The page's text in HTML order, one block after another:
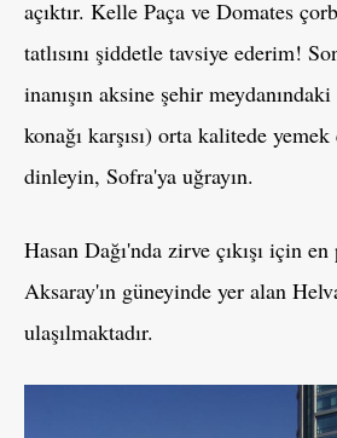
açıktır. Kelle Paça ve Domates
tatlısını şiddetle tavsiye ederim!
inanışın aksine şehir
konağı karşısı) orta kalitede
dinleyin, Sofra'ya uğrayın.
Hasan Dağı'nda zirve çıkışı için
Aksaray'ın güneyinde yer alan
ulaşılmaktadır.